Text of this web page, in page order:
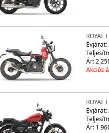
ROYAL
Évjárat:
Ár: 2
Akciós
ROYAL
Évjárat:
Ár: 1